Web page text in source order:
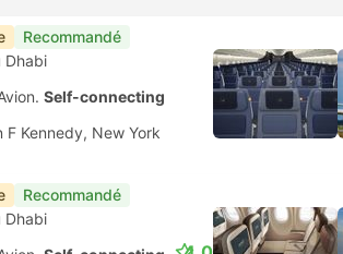
Recommandé
Dhabi
Self-connecting
Kennedy, New York
Recommandé
Dhabi